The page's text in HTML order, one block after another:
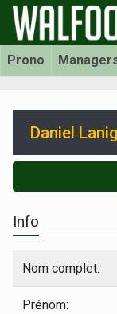
Prono
Daniel
Info
Nom complet:
Prénom: